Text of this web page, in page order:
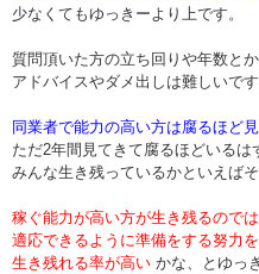
少なくてもゆっきーより上です。
質問頂いた方の立ち回りや年数と
アドバイスやダメ出しは難しいで
同業者で能力の高い方は腐るほど見
ただ2年間見てきて腐るほどいるは
みんな生き残っているかといえばそ
稼ぐ能力が高い方が生き残るのでは
適応できるように準備をする努力
生き残れる率が高い かな、とゆっ